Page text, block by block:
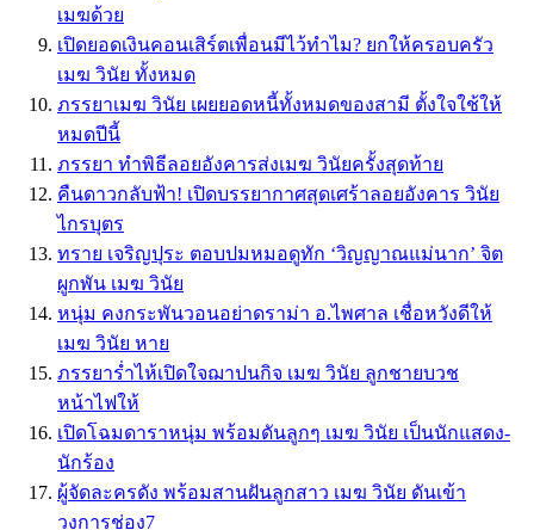
เมฆด้วย
เปิดยอดเงินคอนเสิร์ตเพื่อนมีไว้ทำไม? ยกให้ครอบครัว
เมฆ วินัย ทั้งหมด
ภรรยาเมฆ วินัย เผยยอดหนี้ทั้งหมดของสามี ตั้งใจใช้ให้
หมดปีนี้
ภรรยา ทำพิธีลอยอังคารส่งเมฆ วินัยครั้งสุดท้าย
คืนดาวกลับฟ้า! เปิดบรรยากาศสุดเศร้าลอยอังคาร วินัย
ไกรบุตร
ทราย เจริญปุระ ตอบปมหมอดูทัก ‘วิญญาณแม่นาก’ จิต
ผูกพัน เมฆ วินัย
หนุ่ม คงกระพันวอนอย่าดราม่า อ.ไพศาล เชื่อหวังดีให้
เมฆ วินัย หาย
ภรรยาร่ำไห้เปิดใจฌาปนกิจ เมฆ วินัย ลูกชายบวช
หน้าไฟให้
เปิดโฉมดาราหนุ่ม พร้อมดันลูกๆ เมฆ วินัย เป็นนักแสดง-
นักร้อง
ผู้จัดละครดัง พร้อมสานฝันลูกสาว เมฆ วินัย ดันเข้า
วงการช่อง7